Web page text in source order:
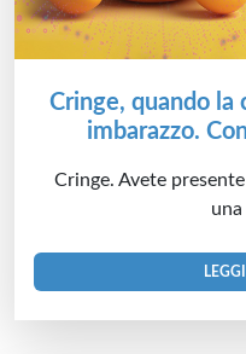
Cringe, quando la
imbarazzo.
Cringe. Avete
una